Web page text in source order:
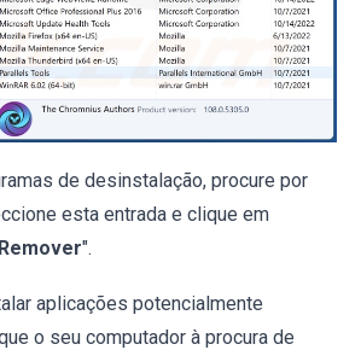
de desinstalação, procure por
esta entrada e clique em
Remover".
aplicações potencialmente
o seu computador à procura de